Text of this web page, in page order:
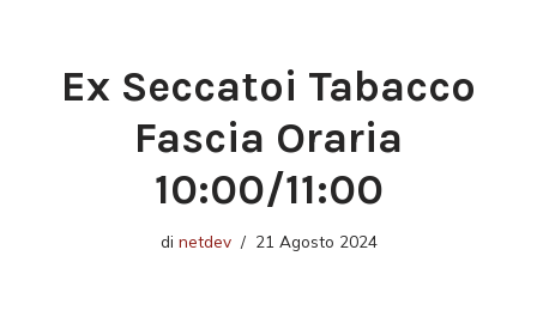
Ex Seccatoi Tabacco
Fascia Oraria
10:00/11:00
di netdev 21 Agosto 2024